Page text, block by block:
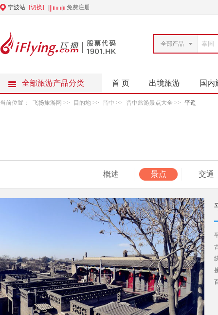
宁波站 [切换] | 免费注册
全部产品
全部旅游产品分类 首 页 出境旅游 国内
当前位置： 飞扬旅游网 >> 目的地 >> 晋中 >> 晋中旅游景点大全 >> 平遥
概述 景点 交通